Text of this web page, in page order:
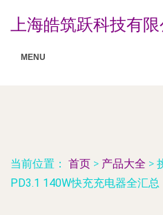
上海皓筑跃科技有限
MENU
当前位置： 首页 > 产品大全 >
PD3.1 140W快充充电器全汇